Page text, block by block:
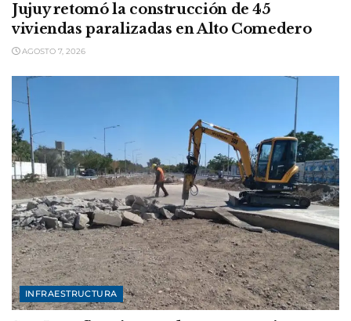
Jujuy retomó la construcción de 45
viviendas paralizadas en Alto Comedero
AGOSTO 7, 2026
INFRAESTRUCTURA